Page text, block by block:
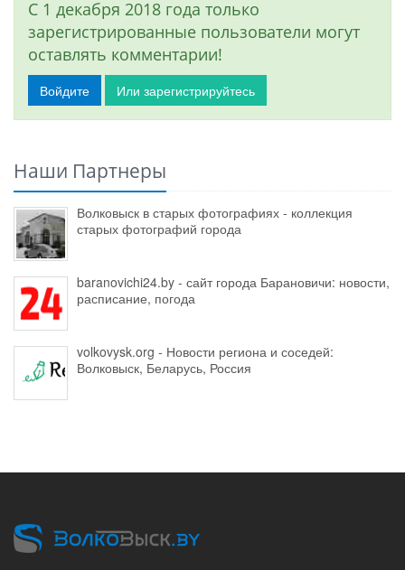
С 1 декабря 2018 года только
зарегистрированные пользователи могут
оставлять комментарии!
Войдите Или зарегистрируйтесь
Наши Партнеры
Волковыск в старых фотографиях - коллекция
старых фотографий города
baranovichi24.by - сайт города Барановичи: новости,
расписание, погода
volkovysk.org - Новости региона и соседей:
Волковыск, Беларусь, Россия